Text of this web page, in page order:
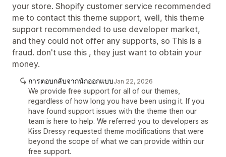
your store. Shopify customer service recommended
me to contact this theme support, well, this theme
support recommended to use developer market,
and they could not offer any supports, so This is a
fraud. don't use this , they just want to obtain your
money.
การตอบกลับจากนักออกแบบJan 22, 2026
We provide free support for all of our themes,
regardless of how long you have been using it. If you
have found support issues with the theme then our
team is here to help. We referred you to developers as
Kiss Dressy requested theme modifications that were
beyond the scope of what we can provide within our
free support.